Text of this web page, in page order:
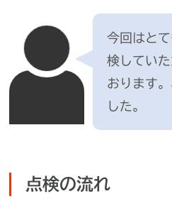
今回はと
検してい
おります
した。
点検の流れ